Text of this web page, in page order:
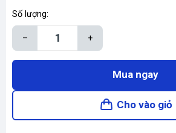
Số lượng:
– +
Mua ngay
Cho vào giỏ